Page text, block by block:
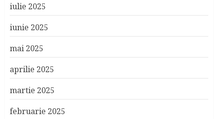
iulie 2025
iunie 2025
mai 2025
aprilie 2025
martie 2025
februarie 2025